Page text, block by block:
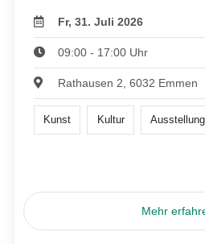
Fr, 31. Juli 2026
09:00 - 17:00 Uhr
Rathausen 2, 6032 Emmen
Kunst Kultur Ausstellung
Mehr